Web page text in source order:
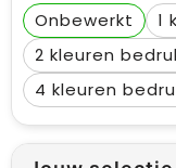
Onbewerkt
1
2
4